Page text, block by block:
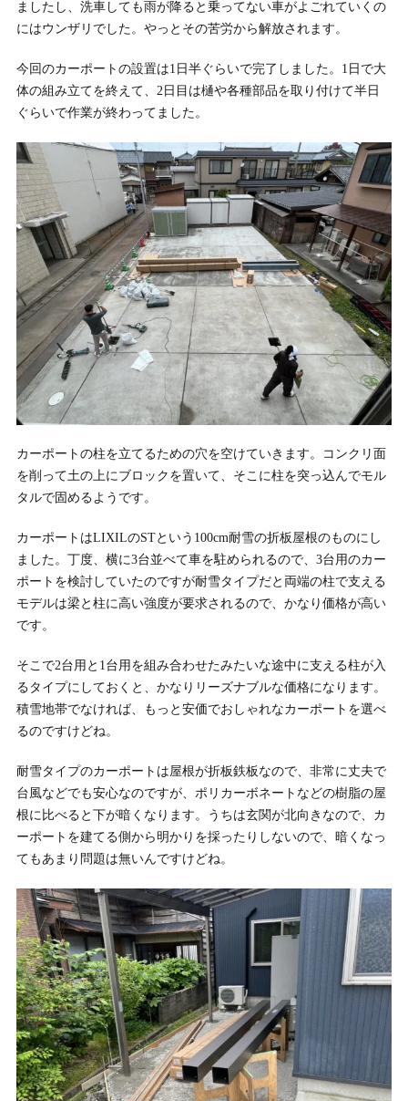
ましたし、洗車しても雨が降ると乗ってない車がよごれていくの
にはウンザリでした。やっとその苦労から解放されます。
今回のカーポートの設置は1日半ぐらいで完了しました。1日で大
体の組み立てを終えて、2日目は樋や各種部品を取り付けて半日
ぐらいで作業が終わってました。
カーポートの柱を立てるための穴を空けていきます。コンクリ面
を削って土の上にブロックを置いて、そこに柱を突っ込んでモル
タルで固めるようです。
カーポートはLIXILのSTという100cm耐雪の折板屋根のものにし
ました。丁度、横に3台並べて車を駐められるので、3台用のカー
ポートを検討していたのですが耐雪タイプだと両端の柱で支える
モデルは梁と柱に高い強度が要求されるので、かなり価格が高い
です。
そこで2台用と1台用を組み合わせたみたいな途中に支える柱が入
るタイプにしておくと、かなりリーズナブルな価格になります。
積雪地帯でなければ、もっと安価でおしゃれなカーポートを選べ
るのですけどね。
耐雪タイプのカーポートは屋根が折板鉄板なので、非常に丈夫で
台風などでも安心なのですが、ポリカーボネートなどの樹脂の屋
根に比べると下が暗くなります。うちは玄関が北向きなので、カ
ーポートを建てる側から明かりを採ったりしないので、暗くなっ
てもあまり問題は無いんですけどね。